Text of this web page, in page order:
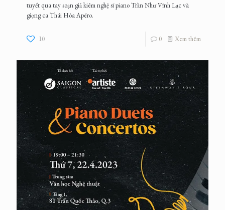
tuyết qua tay soạn giả kiêm nghệ sĩ piano Trần Như Vĩnh Lạc và
giọng ca Thái Hòa Apéro.
10 0 Xem thêm